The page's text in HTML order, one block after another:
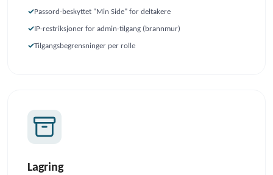
Passord-beskyttet "Min Side" for deltakere
IP-restriksjoner for admin-tilgang (brannmur)
Tilgangsbegrensninger per rolle
Lagring